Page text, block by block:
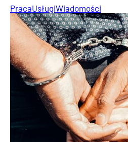
PracaUsługiWiadomości